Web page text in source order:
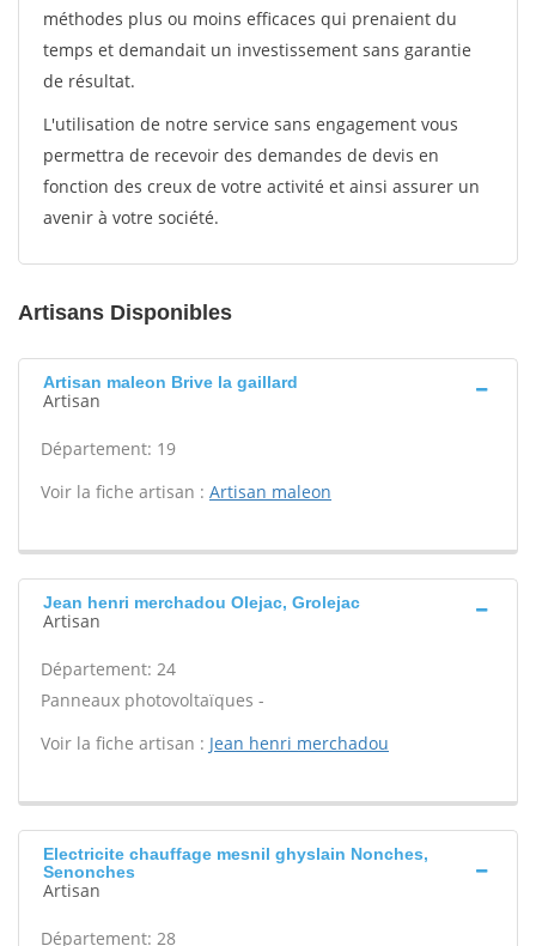
méthodes plus ou moins efficaces qui prenaient du
temps et demandait un investissement sans garantie
de résultat.
L'utilisation de notre service sans engagement vous
permettra de recevoir des demandes de devis en
fonction des creux de votre activité et ainsi assurer un
avenir à votre société.
Artisans Disponibles
Artisan maleon Brive la gaillard
Artisan
Département: 19
Voir la fiche artisan : Artisan maleon
Jean henri merchadou Olejac, Grolejac
Artisan
Département: 24
Panneaux photovoltaïques -
Voir la fiche artisan : Jean henri merchadou
Electricite chauffage mesnil ghyslain Nonches,
Senonches
Artisan
Département: 28